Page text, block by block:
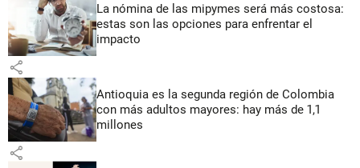
La nómina de las mipymes será más costosa:
estas son las opciones para enfrentar el
impacto
share
Antioquia es la segunda región de Colombia
con más adultos mayores: hay más de 1,1
millones
share